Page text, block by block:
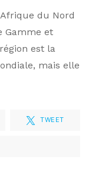
du Nord
Gamme et
est la
mais elle
TWEET